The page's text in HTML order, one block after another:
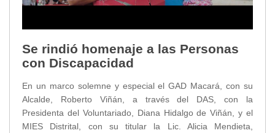
Se rindió homenaje a las Personas
con Discapacidad
En un marco solemne y especial el GAD Macará, con su
Alcalde, Roberto Viñán, a través del DAS, con la
Presidenta del Voluntariado, Diana Hidalgo de Viñán, y el
MIES Distrital, con su titular la Lic. Alicia Mendieta,